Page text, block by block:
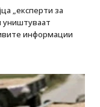
„експерти за
уништуваат
информации